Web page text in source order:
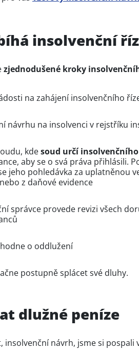
insolvenční
zjednodušené kroky
na zahájení insolvenčního
návrhu na insolvenci v rejstříku
kdesoud určí
aby se o svá práva přihlásili.
jeho pohledávka za uplatněnou
z daňové evidence
správce provede revizi všech
o oddlužení
postupně splácet své dluhy.
dlužné peníze
insolvenční návrh, jsme si pospali